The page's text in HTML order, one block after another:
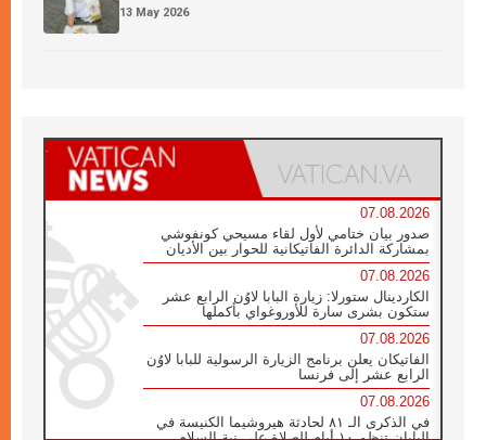
13 May 2026
07.08.2026
صدور بيان ختامي لأول لقاء مسيحي كونفوشي
بمشاركة الدائرة الفاتيكانية للحوار بين الأديان
07.08.2026
الكاردينال ستورلا: زيارة البابا لاوُن الرابع عشر
ستكون بشرى سارة للأوروغواي بأكملها
07.08.2026
الفاتيكان يعلن برنامج الزيارة الرسولية للبابا لاوُن
الرابع عشر إلى فرنسا
07.08.2026
في الذكرى الـ ٨١ لحادثة هيروشيما الكنيسة في